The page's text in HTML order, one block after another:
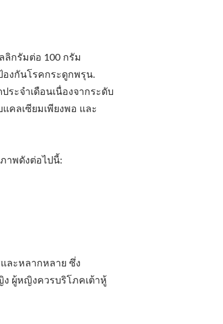
ลิกรัมต่อ 100 กรัม
งกันโรคกระดูกพรุน.
ะจำเดือนเนื่องจากระดับ
คลเซียมเพียงพอ และ
าพดังต่อไปนี้:
ละหลากหลาย ซึ่ง
ผู้หญิงควรบริโภคเต้าหู้